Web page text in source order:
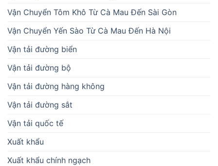
Vận Chuyển Tôm Khô Từ Cà Mau Đến Sài Gòn
Vận Chuyển Yến Sào Từ Cà Mau Đến Hà Nội
Vận tải đường biển
Vận tải đường bộ
Vận tải đường hàng không
Vận tải đường sắt
Vận tải quốc tế
Xuất khẩu
Xuất khẩu chính ngạch